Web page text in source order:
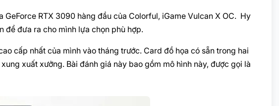
RTX 3090 hàng đầu của Colorful, iGame Vulcan X OC. Hy
để đưa ra cho mình lựa chọn phù hợp.
cấp nhất của mình vào tháng trước. Card đồ họa có sẵn trong hai
xuất xưởng. Bài đánh giá này bao gồm mô hình này, được gọi là